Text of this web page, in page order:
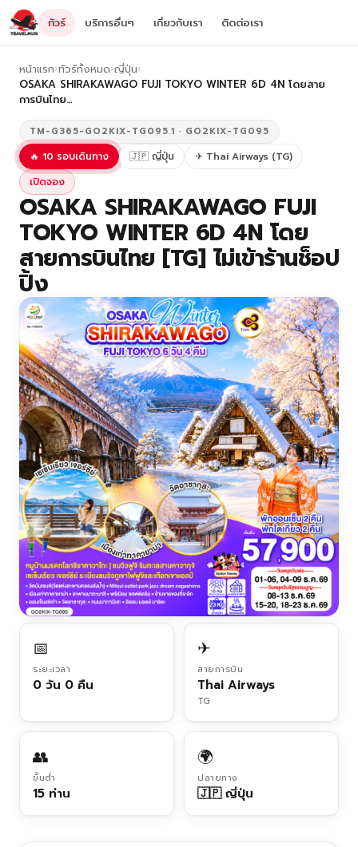
ทัวร์ บริการอื่นๆ เกี่ยวกับเรา ติดต่อเรา
หน้าแรก›ทัวร์ทั้งหมด›ญี่ปุ่น›
OSAKA SHIRAKAWAGO FUJI TOKYO WINTER 6D 4N โดยสาย
การบินไทย…
TM-G365-GO2KIX-TG095.1 · GO2KIX-TG095
🔥 10 รอบเดินทาง 🇯🇵 ญี่ปุ่น
✈ Thai Airways (TG)
เปิดจอง
OSAKA SHIRAKAWAGO FUJI
TOKYO WINTER 6D 4N โดย
สายการบินไทย [TG] ไม่เข้าร้านช็อป
ปิ้ง
📅
ระยะเวลา
0 วัน 0 คืน
✈
สายการบิน
Thai Airways
TG
👥
ขั้นต่ำ
15 ท่าน
🌍
ปลายทาง
🇯🇵 ญี่ปุ่น